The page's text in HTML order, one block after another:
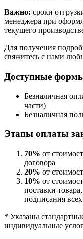
Важно: сроки
менеджера при
текущего
Для получения
свяжитесь с нами
Доступные
Безналичная
части)
Безналичная
Этапы оплаты
70% от
договора
20% от
10% от
поставки
подписания
* Указаны
индивидуальные